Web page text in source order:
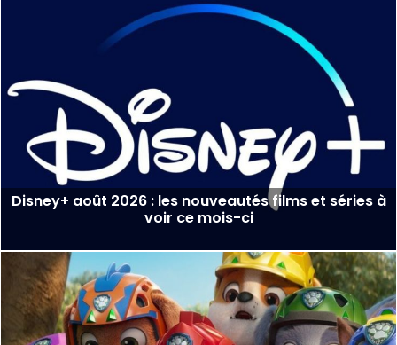
Disney+ août 2026 : les nouveautés films et séries à
voir ce mois-ci